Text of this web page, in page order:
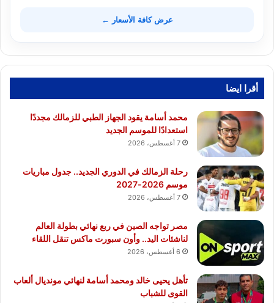
عرض كافة الأسعار ←
أقرا ايضا
محمد أسامة يقود الجهاز الطبي للزمالك مجددًا
استعدادًا للموسم الجديد
7 أغسطس، 2026
رحلة الزمالك في الدوري الجديد.. جدول مباريات
موسم 2026-2027
7 أغسطس، 2026
مصر تواجه الصين في ربع نهائي بطولة العالم
لناشئات اليد.. وأون سبورت ماكس تنقل اللقاء
6 أغسطس، 2026
تأهل يحيى خالد ومحمد أسامة لنهائي مونديال ألعاب
القوى للشباب